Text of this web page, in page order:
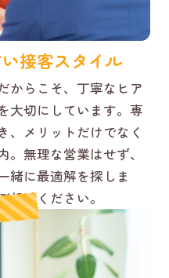
接客スタイル
からこそ、丁寧なヒア
大切にしています。専
、メリットだけでなく
無理な営業はせず、
緒に最適解を探しま
談ください。